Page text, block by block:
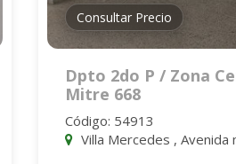
Consultar Precio
Dpto 2do P / Zona
Mitre 668
Código: 54913
Villa Mercedes , Avenida